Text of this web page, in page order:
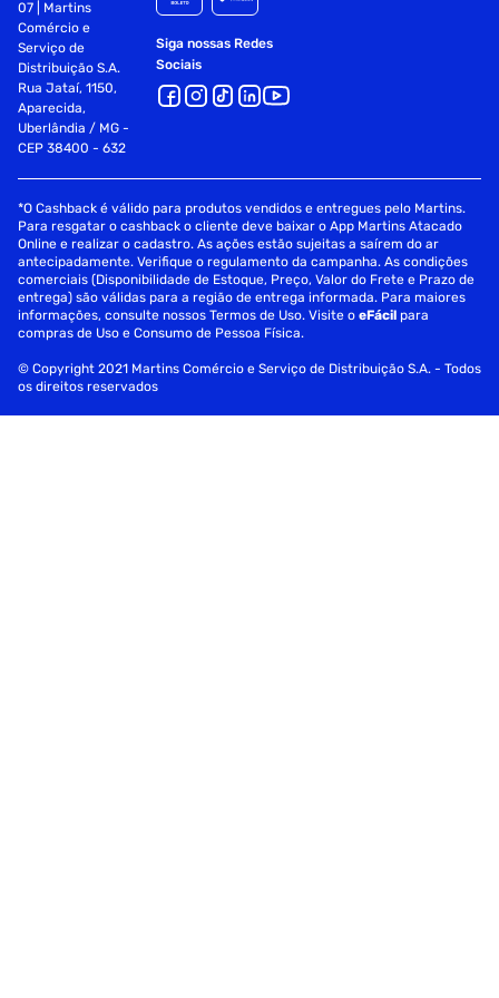
07 | Martins
Comércio e
Serviço de
Distribuição S.A.
Rua Jataí, 1150,
Aparecida,
Uberlândia / MG -
CEP 38400 - 632
Siga nossas Redes
Sociais
*O Cashback é válido para produtos vendidos e entregues pelo Martins.
Para resgatar o cashback o cliente deve baixar o App Martins Atacado
Online e realizar o cadastro. As ações estão sujeitas a saírem do ar
antecipadamente. Verifique o regulamento da campanha. As condições
comerciais (Disponibilidade de Estoque, Preço, Valor do Frete e Prazo de
entrega) são válidas para a região de entrega informada. Para maiores
informações, consulte nossos Termos de Uso. Visite oeFácil para
compras de Uso e Consumo de Pessoa Física.
© Copyright 2021 Martins Comércio e Serviço de Distribuição S.A. - Todos
os direitos reservados